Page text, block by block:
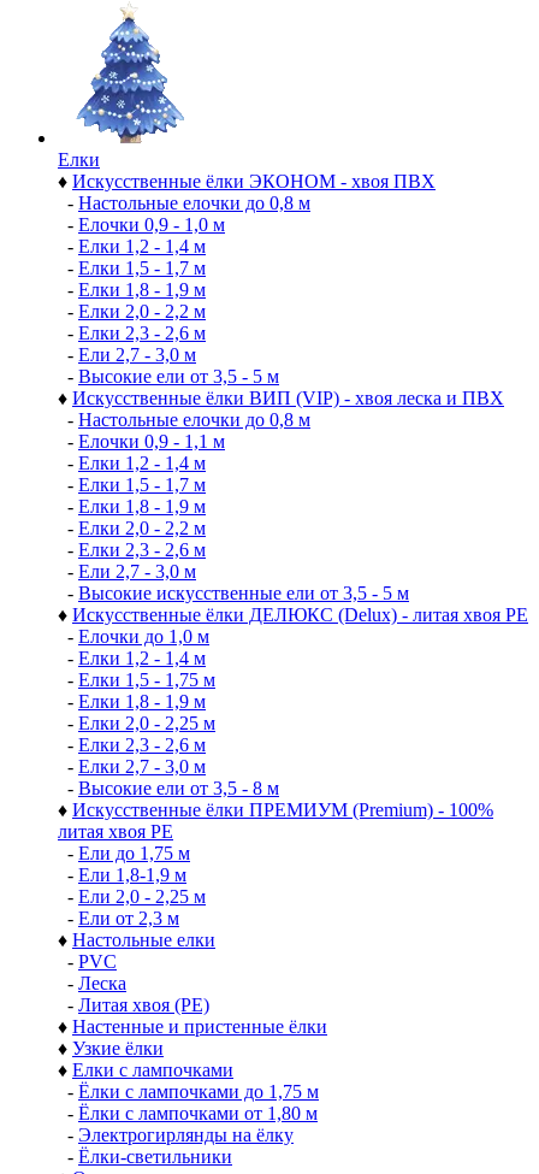
Елки
♦ Искусственные ёлки ЭКОНОМ - хвоя ПВХ
- Настольные елочки до 0,8 м
- Елочки 0,9 - 1,0 м
- Елки 1,2 - 1,4 м
- Елки 1,5 - 1,7 м
- Елки 1,8 - 1,9 м
- Елки 2,0 - 2,2 м
- Елки 2,3 - 2,6 м
- Ели 2,7 - 3,0 м
- Высокие ели от 3,5 - 5 м
♦ Искусственные ёлки ВИП (VIP) - хвоя леска и ПВХ
- Настольные елочки до 0,8 м
- Елочки 0,9 - 1,1 м
- Елки 1,2 - 1,4 м
- Елки 1,5 - 1,7 м
- Елки 1,8 - 1,9 м
- Елки 2,0 - 2,2 м
- Елки 2,3 - 2,6 м
- Ели 2,7 - 3,0 м
- Высокие искусственные ели от 3,5 - 5 м
♦ Искусственные ёлки ДЕЛЮКС (Delux) - литая хвоя РЕ
- Елочки до 1,0 м
- Елки 1,2 - 1,4 м
- Елки 1,5 - 1,75 м
- Елки 1,8 - 1,9 м
- Елки 2,0 - 2,25 м
- Елки 2,3 - 2,6 м
- Елки 2,7 - 3,0 м
- Высокие ели от 3,5 - 8 м
♦ Искусственные ёлки ПРЕМИУМ (Premium) - 100%
литая хвоя РЕ
- Ели до 1,75 м
- Ели 1,8-1,9 м
- Ели 2,0 - 2,25 м
- Ели от 2,3 м
♦ Настольные елки
- PVC
- Леска
- Литая хвоя (РЕ)
♦ Настенные и пристенные ёлки
♦ Узкие ёлки
♦ Елки с лампочками
- Ёлки с лампочками до 1,75 м
- Ёлки с лампочками от 1,80 м
- Электрогирлянды на ёлку
- Ёлки-светильники